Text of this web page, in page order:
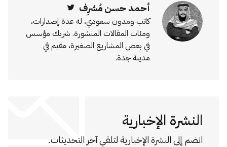
أحمد حسن مُشرِف
كاتب ومدون سعودي، له عدة إصدارات،
ومئات المقالات المنشورة. شريك مؤسس
في بعض المشاريع الصغيرة، مقيم في
مدينة جدة.
النشرة الإخبارية
انضم إلى النشرة الإخبارية لتلقي آخر التحديثات.